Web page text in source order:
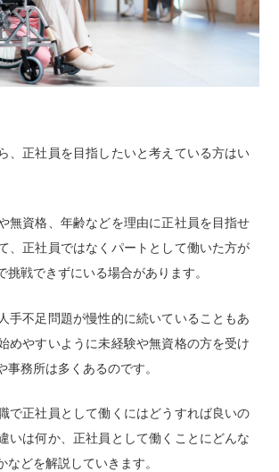
、正社員を目指したいと考えている方はい
無資格、年齢などを理由に正社員を目指せ
、正社員ではなくパートとして働いた方が
挑戦できずにいる場合があります。
手不足問題が慢性的に続いていることもあ
めやすいように未経験や無資格の方を受け
事務所は多くあるのです。
で正社員として働くにはどうすれば良いの
いは何か、正社員として働くことにどんな
などを解説していきます。